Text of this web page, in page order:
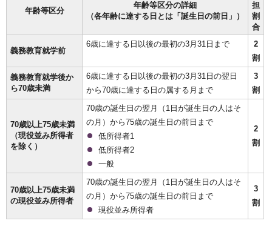
年齢等区分
年齢等区分の詳細
（各年齢に達する日とは「誕生日の前日」）
担
割
合
義務教育就学前
6歳に達する日以後の最初の3月31日まで
2
割
義務教育就学後か
ら70歳未満
6歳に達する日以後の最初の3月31日の翌日
から70歳に達する日の属する月まで
3
割
70歳以上75歳未満
（現役並み所得者
を除く）
70歳の誕生日の翌月（1日が誕生日の人はそ
の月）から75歳の誕生日の前日まで
低所得者1
低所得者2
一般
2
割
70歳以上75歳未満
の現役並み所得者
70歳の誕生日の翌月（1日が誕生日の人はそ
の月）から75歳の誕生日の前日まで
現役並み所得者
3
割